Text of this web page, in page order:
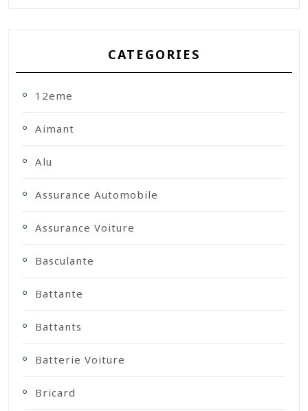
CATEGORIES
12eme
Aimant
Alu
Assurance Automobile
Assurance Voiture
Basculante
Battante
Battants
Batterie Voiture
Bricard